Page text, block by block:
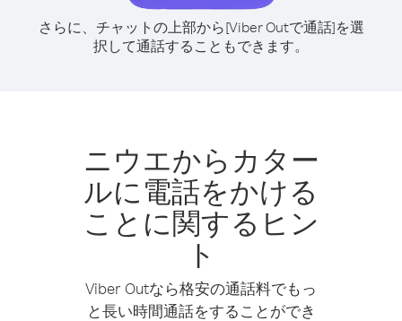
さらに、チャットの上部から[Viber Outで通話]を選
択して通話することもできます。
ニウエからカター
ルに電話をかける
ことに関するヒン
ト
Viber Outなら格安の通話料でもっ
と長い時間通話をすることができ